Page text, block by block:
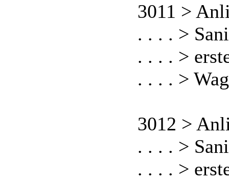
3011 >
. . . . >
. . . . >
. . . . >
3012 >
. . . . >
. . . . >